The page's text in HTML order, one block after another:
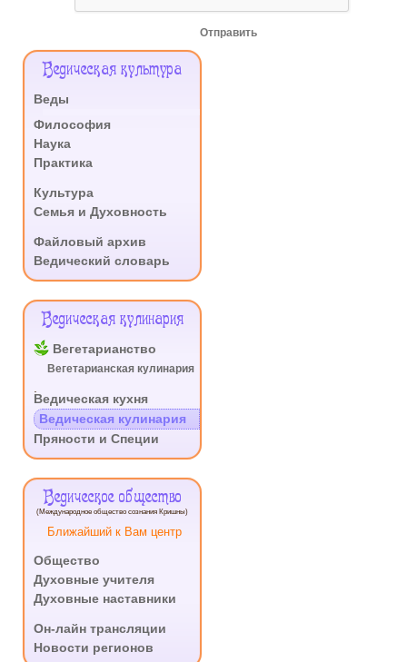
Отправить
Меню
Ведическая культура
Веды
Философия
Наука
Практика
Культура
Семья и Духовность
Файловый архив
Ведический словарь
Ведическая кулинария
Вегетарианство
Вегетарианская кулинария
Ведическая кухня
Ведическая кулинария
Пряности и Специи
Ведическое общество
(Международное общество сознания Кришны)
Ближайший к Вам центр
Общество
Духовные учителя
Духовные наставники
Он-лайн трансляции
Новости регионов